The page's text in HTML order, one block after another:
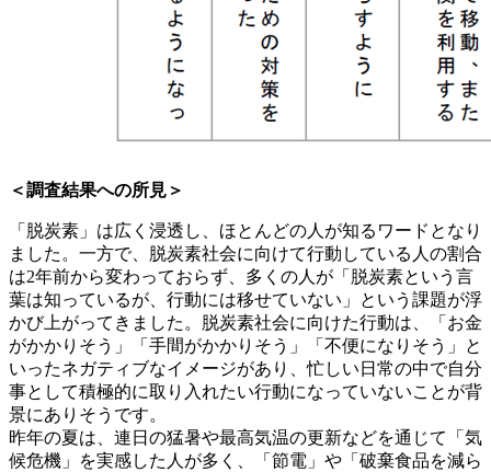
＜調査結果への所見＞
「脱炭素」は広く浸透し、ほとんどの人が知るワードとなり
ました。一方で、脱炭素社会に向けて行動している人の割合
は2年前から変わっておらず、多くの人が「脱炭素という言
葉は知っているが、行動には移せていない」という課題が浮
かび上がってきました。脱炭素社会に向けた行動は、「お金
がかかりそう」「手間がかかりそう」「不便になりそう」と
いったネガティブなイメージがあり、忙しい日常の中で自分
事として積極的に取り入れたい行動になっていないことが背
景にありそうです。
昨年の夏は、連日の猛暑や最高気温の更新などを通じて「気
候危機」を実感した人が多く、「節電」や「破棄食品を減ら